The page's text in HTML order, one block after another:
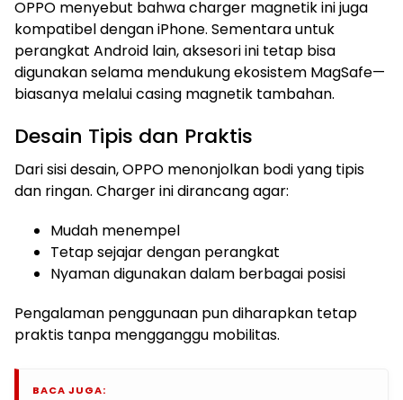
OPPO menyebut bahwa charger magnetik ini juga
kompatibel dengan iPhone. Sementara untuk
perangkat Android lain, aksesori ini tetap bisa
digunakan selama mendukung ekosistem MagSafe—
biasanya melalui casing magnetik tambahan.
Desain Tipis dan Praktis
Dari sisi desain, OPPO menonjolkan bodi yang tipis
dan ringan. Charger ini dirancang agar:
Mudah menempel
Tetap sejajar dengan perangkat
Nyaman digunakan dalam berbagai posisi
Pengalaman penggunaan pun diharapkan tetap
praktis tanpa mengganggu mobilitas.
BACA JUGA: